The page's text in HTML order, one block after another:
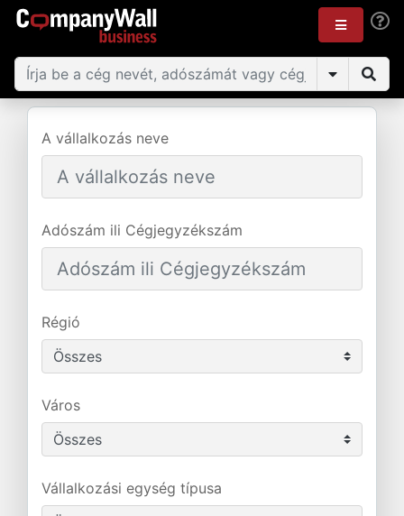
A vállalkozás neve
Adószám ili Cégjegyzékszám
Régió
Város
Vállalkozási egység típusa